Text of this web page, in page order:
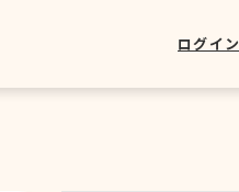
ログイン